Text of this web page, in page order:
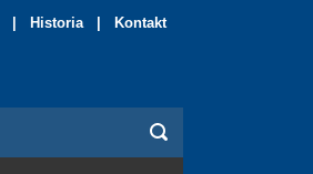
Historia Kontakt